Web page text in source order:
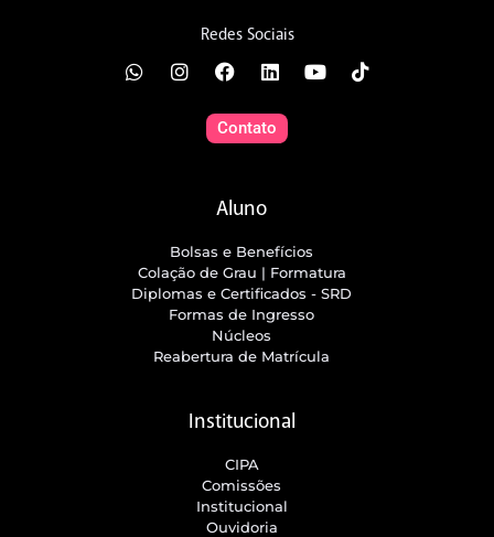
Redes Sociais
Contato
Aluno
Bolsas e Benefícios
Colação de Grau | Formatura
Diplomas e Certificados - SRD
Formas de Ingresso
Núcleos
Reabertura de Matrícula
Institucional
CIPA
Comissões
Institucional
Ouvidoria